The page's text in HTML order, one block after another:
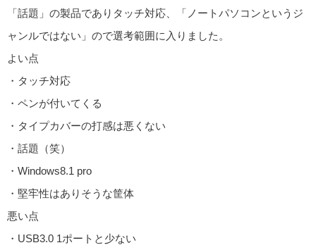
「話題」の製品でありタッチ対応、「ノートパソコンというジ
ャンルではない」ので選考範囲に入りました。
よい点
・タッチ対応
・ペンが付いてくる
・タイプカバーの打感は悪くない
・話題（笑）
・Windows8.1 pro
・堅牢性はありそうな筐体
悪い点
・USB3.0 1ポートと少ない